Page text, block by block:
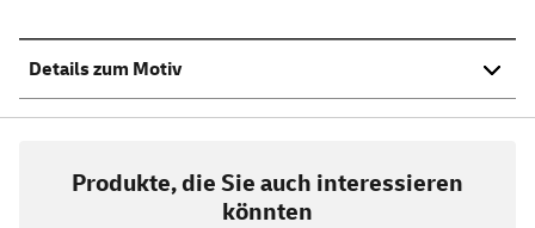
Details zum Motiv
Produkte, die Sie auch interessieren
könnten